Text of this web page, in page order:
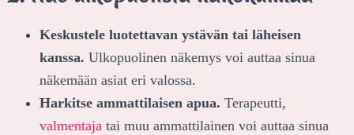
Keskustele luotettavan ystävän tai läheisen
kanssa. Ulkopuolinen näkemys voi auttaa sinua
näkemään asiat eri valossa.
Harkitse ammattilaisen apua. Terapeutti,
valmentaja tai muu ammattilainen voi auttaa sinua